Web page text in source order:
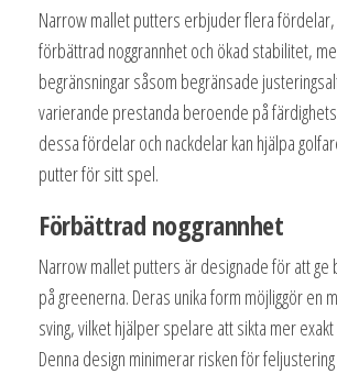
Narrow mallet putters erbjuder flera fördelar,
förbättrad noggrannhet och ökad stabilitet,
begränsningar såsom begränsade
varierande prestanda beroende på
dessa fördelar och nackdelar kan hjälpa
putter för sitt spel.
Förbättrad noggrannhet
Narrow mallet putters är designade för att ge
på greenerna. Deras unika form möjliggör en
sving, vilket hjälper spelare att sikta mer
Denna design minimerar risken för